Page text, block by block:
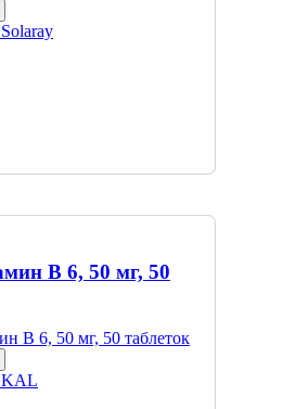
Solaray
В 6, 50 мг, 50
KAL